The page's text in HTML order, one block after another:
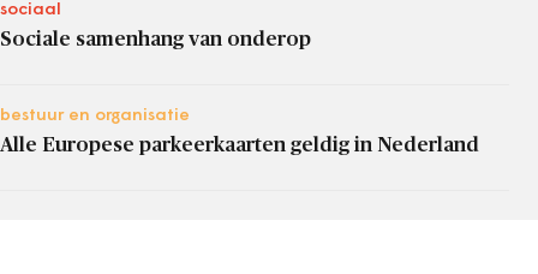
sociaal
Sociale samenhang van onderop
bestuur en organisatie
Alle Europese parkeerkaarten geldig in Nederland